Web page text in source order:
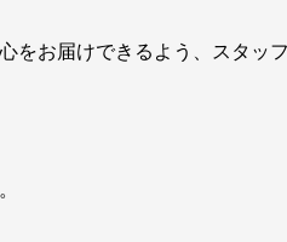
をお届けできるよう、スタッ